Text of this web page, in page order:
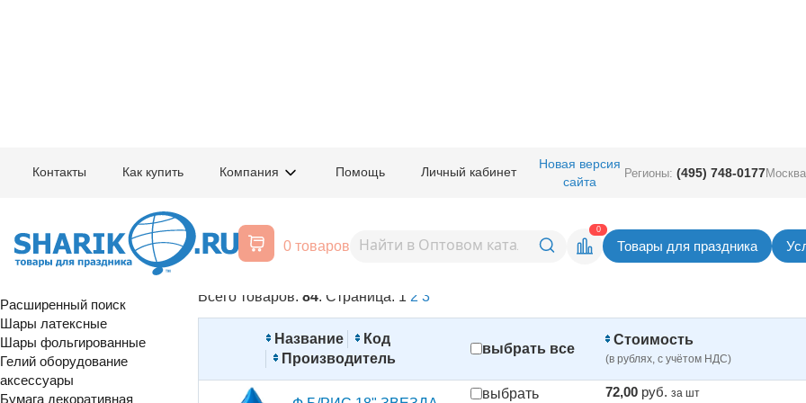
Контакты Как купить Компания Помощь Личный кабинет
Новая версия
сайта
Регионы: (495) 748-0177
0 товаров
0
Товары для праздника
Праздничная продукция на 23 февраля | купить оптом –
Воздушные шары, все для
Расширенный поиск
Шары латексные
Шары фольгированные
Гелий оборудование
аксессуары
Бумага декоративная
Отключить изображения
Всего товаров: 84. Страница: 1 2 3
Название
Код
Производитель
выбрать все
Стоимость
(в рублях, с учётом НДС)
выбрать 72,00 руб. за шт